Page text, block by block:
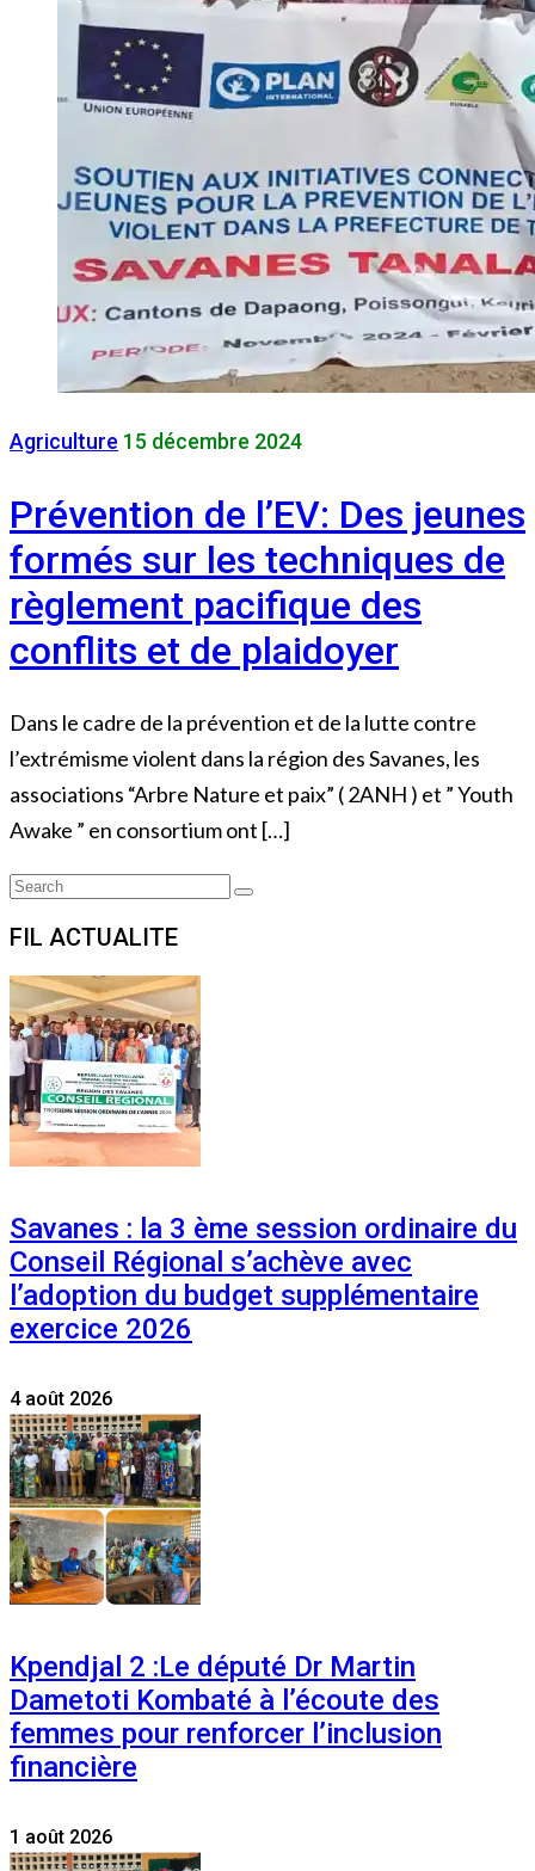
Agriculture 15 décembre 2024
Prévention de l’EV: Des jeunes
formés sur les techniques de
règlement pacifique des
conflits et de plaidoyer
Dans le cadre de la prévention et de la lutte contre
l’extrémisme violent dans la région des Savanes, les
associations “Arbre Nature et paix” ( 2ANH ) et ” Youth
Awake ” en consortium ont […]
Search
Search
FIL ACTUALITE
Savanes : la 3 ème session ordinaire du
Conseil Régional s’achève avec
l’adoption du budget supplémentaire
exercice 2026
4 août 2026
Kpendjal 2 :Le député Dr Martin
Dametoti Kombaté à l’écoute des
femmes pour renforcer l’inclusion
financière
1 août 2026